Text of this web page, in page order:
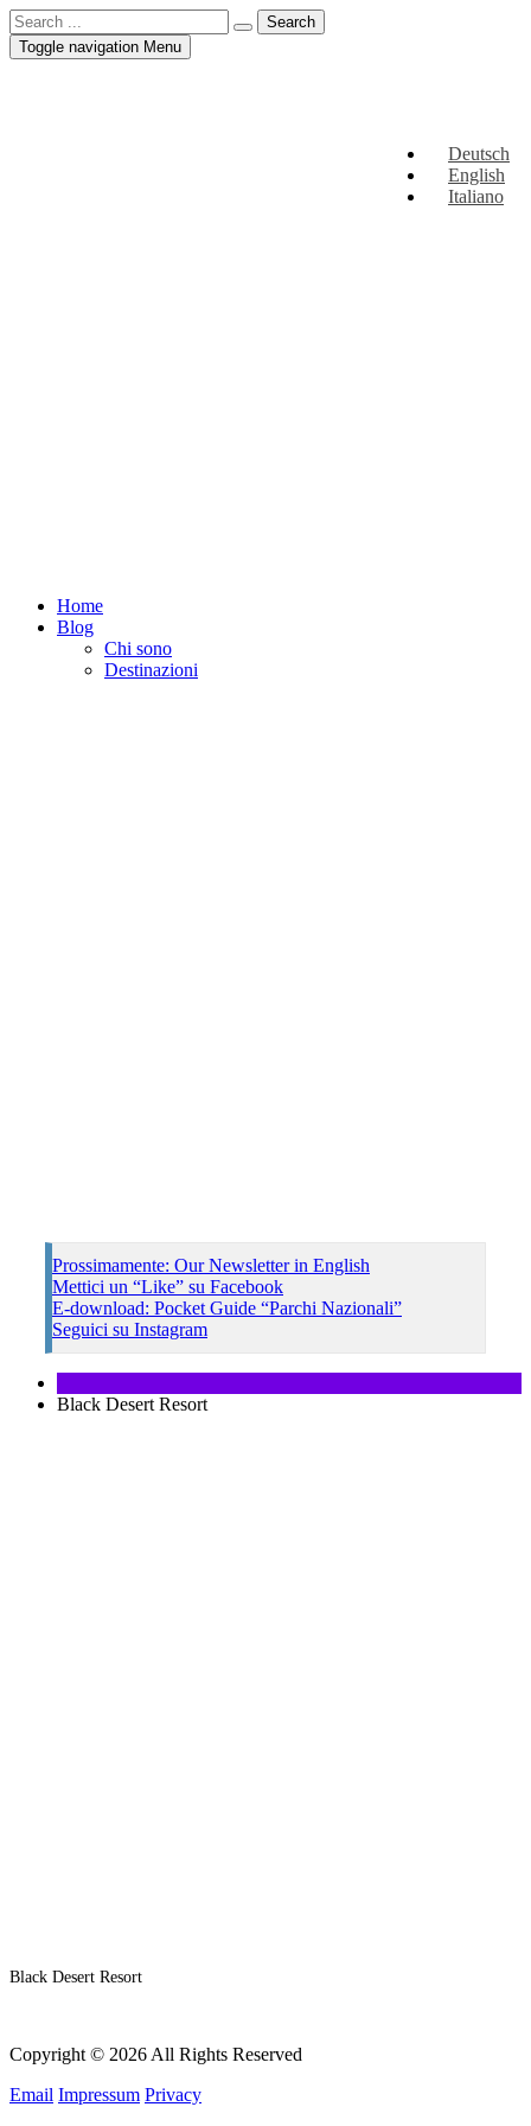
Deutsch
English
Italiano
Toggle navigation Menu
Home
Blog
Chi sono
Destinazioni
Prossimamente: Our Newsletter in English
Mettici un “Like” su Facebook
E-download: Pocket Guide “Parchi Nazionali”
Seguici su Instagram
Black Desert Resort
Black Desert Resort
Copyright © 2026 All Rights Reserved
Email Impressum Privacy